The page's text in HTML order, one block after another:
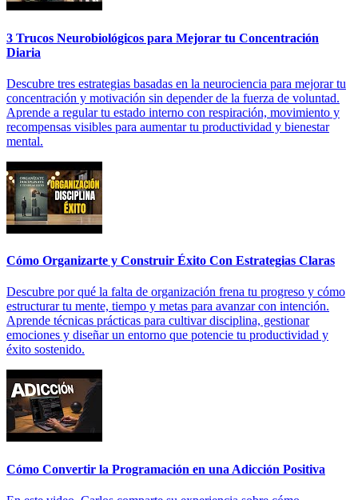
3 Trucos Neurobiológicos para Mejorar tu Concentración
Diaria
Descubre tres estrategias basadas en la neurociencia para mejorar tu
concentración y motivación sin depender de la fuerza de voluntad.
Aprende a regular tu estado interno con respiración, movimiento y
recompensas visibles para aumentar tu productividad y bienestar
mental.
Cómo Organizarte y Construir Éxito Con Estrategias Claras
Descubre por qué la falta de organización frena tu progreso y cómo
estructurar tu mente, tiempo y metas para avanzar con intención.
Aprende técnicas prácticas para cultivar disciplina, gestionar
emociones y diseñar un entorno que potencie tu productividad y
éxito sostenido.
Cómo Convertir la Programación en una Adicción Positiva